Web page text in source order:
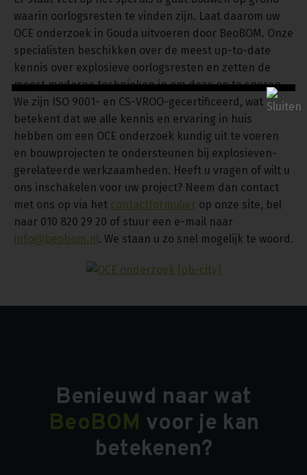
waarin oorlogsresten te vinden zijn. Laat daarom uw
OCE onderzoek in Gouda uitvoeren door BeoBOM. Onze
specialisten beschikken over de meest up-to-date
kennis over explosieve oorlogsresten en zetten de
meest moderne technieken in om deze op te sporen.
We zijn ISO 9001- en CS-VROO-gecertificeerd, wat
betekent dat we alle kennis en ervaring in huis
hebben om een OCE onderzoek kundig uit te voeren
en bouwprojecten te ondersteunen bij explosieven-
gerelateerde werkzaamheden. Heeft u vragen of wilt u
ons inschakelen voor uw project? Neem dan contact
met ons op via het contactformulier op onze site, bel
naar 010 820 29 20 of stuur een e-mail naar
info@beobom.nl. We staan u zo snel mogelijk te woord.
Benieuwd naar wat
BeoBOM voor je kan
betekenen?